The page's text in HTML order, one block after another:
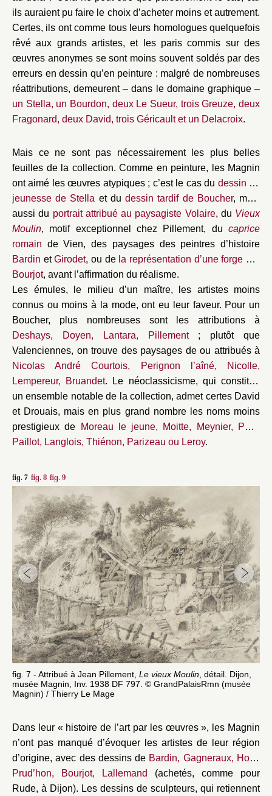
ils auraient pu faire le choix d’acheter moins et autrement.
Certes, ils ont comme tous leurs homologues quelquefois
rêvé aux grands artistes, et les paris commis sur des
œuvres anonymes se sont moins souvent soldés par des
erreurs en dessin qu’en peinture : malgré de nombreuses
réattributions, demeurent – dans le domaine graphique –
un Stella, un Bourdon, deux Le Sueur, trois Greuze, deux
Fragonard, deux David, trois Géricault et un Delacroix.
Mais ce ne sont pas nécessairement les plus belles
feuilles de la collection. Comme en peinture, les Magnin
ont aimé les œuvres atypiques ; c’est le cas du dessin de
jeunesse de Stella et dudessin tardif de Boucher, mais
aussi du portrait attribué au paysagiste Volaire, du Vieux
Moulin, motif exceptionnel chez Pillement, du caprice
romain de Vien, des paysages des peintres d’histoire
Bardin etGirodet, ou de la représentation d’une forge par
Bourjot, avant l’affirmation du réalisme.
Les émules, le milieu d’un maître, les artistes moins
connus ou moins à la mode, ont eu leur faveur. Pour un
Boucher, plus nombreuses sont les attributions à
Deshays, Doyen, Lantara, Pillement; plutôt que
Valenciennes, on trouve des paysages de ou attribués à
Nicolas André Courtois, Perignon l’aîné, Nicolle,
Lempereur, Bruandet. Le néoclassicisme, qui constitue
un ensemble notable de la collection, admet certes David
et Drouais, mais en plus grand nombre les noms moins
prestigieux de
Moreau le jeune, Moitte, Meynier, Petit,
Paillot, Langlois, Thiénon, Parizeau ou Leroy.
fig. 7 fig. 8 fig. 9
fig. 7 - Attribué à Jean Pillement, Le vieux Moulin , détail. Dijon,
musée Magnin, Inv. 1938 DF 797. © GrandPalaisRmn (musée
Magnin) / Thierry Le Mage
Dans leur « histoire de l’art par les œuvres », les Magnin
n’ont pas manqué d’évoquer les artistes de leur région
d’origine, avec des dessins de Bardin, Gagneraux, Hoin,
Prud’hon, Bourjot, Lallemand
(achetés, comme pour
Rude, à Dijon). Les dessins de sculpteurs, qui retiennent